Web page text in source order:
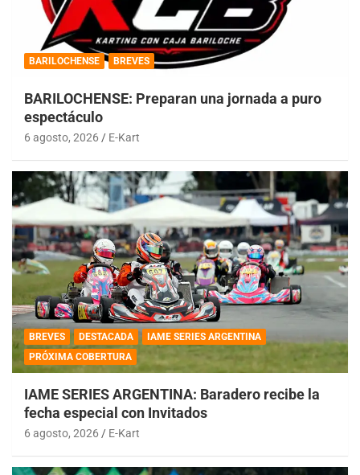
BARILOCHENSE BREVES
BARILOCHENSE: Preparan una jornada a puro
espectáculo
6 agosto, 2026 E-Kart
BREVES DESTACADA
IAME SERIES ARGENTINA
PRÓXIMA COBERTURA
IAME SERIES ARGENTINA: Baradero recibe la
fecha especial con Invitados
6 agosto, 2026 E-Kart